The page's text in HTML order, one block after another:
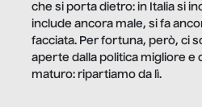
che si porta dietro: in Italia si
include ancora male, si fa
facciata. Per fortuna, però, ci
aperte dalla politica migliore e
maturo: ripartiamo da lì.